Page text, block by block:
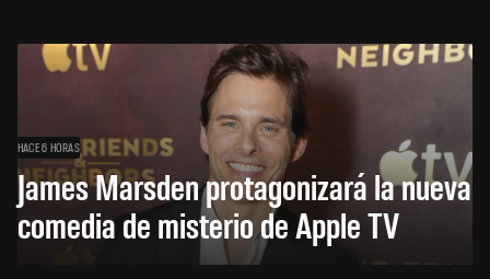
HACE 6 HORAS
James Marsden protagonizará la nueva
comedia de misterio de Apple TV